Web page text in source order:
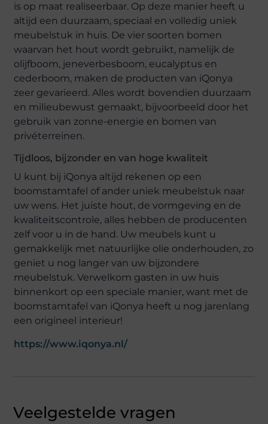
is op maat realiseerbaar. Op deze manier heeft u
altijd een duurzaam, speciaal en volledig uniek
meubelstuk in huis. De vier soorten bomen
waarvan het hout wordt gebruikt, namelijk de
olijfboom, jeneverbesboom, eucalyptus en
cederboom, maken de producten van iQonya
zeer gevarieerd. Alles wordt bovendien duurzaam
en milieubewust gemaakt, bijvoorbeeld door het
gebruik van zonne-energie en bomen van
privéterreinen.
Tijdloos, bijzonder en van hoge kwaliteit
U kunt bij iQonya altijd rekenen op een
boomstamtafel of ander uniek meubelstuk naar
uw wens. Het juiste hout, de vormgeving en de
kwaliteitscontrole, alles hebben de producenten
zelf voor u in de hand. Uw meubels kunt u
gemakkelijk met natuurlijke olie onderhouden, zo
geniet u nog langer van uw bijzondere
meubelstuk. Verwelkom gasten in uw huis
binnenkort op een speciale manier, want met de
boomstamtafel van iQonya heeft u nog jarenlang
een origineel interieur!
https://www.iqonya.nl/
Veelgestelde vragen